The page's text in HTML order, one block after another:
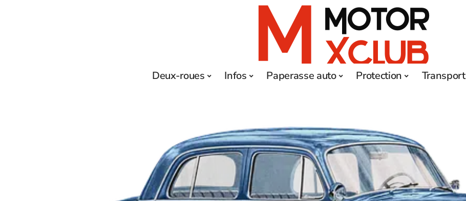
Deux-roues Infos Paperasse auto Protection Transport